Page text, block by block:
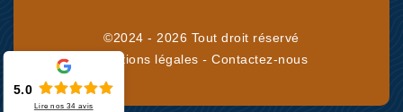
©2024 - 2026 Tout droit réservé
Mentions légales -Contactez-nous
5.0
Lire nos34 avis